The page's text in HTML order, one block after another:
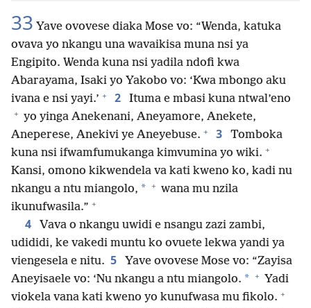
33 Yave ovovese diaka Mose vo: “Wenda, katuka
ovava yo nkangu una wavaikisa muna nsi ya
Engipito. Wenda kuna nsi yadila ndofi kwa
Abarayama, Isaki yo Yakobo vo: ‘Kwa mbongo aku
ivana e nsi yayi.’ + 2 Ituma e mbasi kuna ntwal’eno
+ yo yinga Anekenani, Aneyamore, Anekete,
Aneperese, Anekivi ye Aneyebuse. + 3
Tomboka
kuna nsi ifwamfumukanga kimvumina yo wiki. +
Kansi, omono kikwendela va kati kweno ko, kadi nu
nkangu a ntu miangolo, * + wana mu nzila
ikunufwasila.” +
4
Vava o nkangu uwidi e nsangu zazi zambi,
udididi, ke vakedi muntu ko ovuete lekwa yandi ya
viengesela e nitu. 5
Yave ovovese Mose vo: “Zayisa
Aneyisaele vo: ‘Nu nkangu a ntu miangolo. * + Yadi
viokela vana kati kweno yo kunufwasa mu fikolo. +